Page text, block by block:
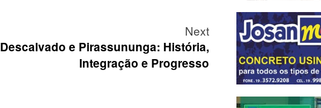
Next
Descalvado e Pirassununga: História,
Integração e Progresso